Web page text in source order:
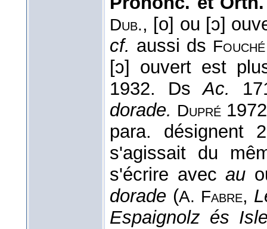
Dub., [o] ou [ɔ]
cf. aussi ds
[ɔ] ouvert est
1932. DsAc.
dorade. Dupré
para. désignent
s'agissait du
s'écrire avecau
dorade (A. Fabre,
Espaignolz és